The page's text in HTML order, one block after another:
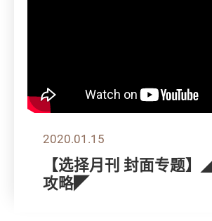
2020.01.15
【选择月刊 封面专题
攻略◤